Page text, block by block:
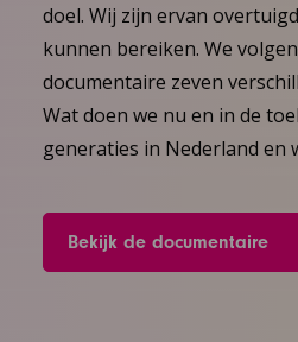
doel. Wij zijn ervan
kunnen bereiken. We
documentaire zeven
Wat doen we nu en in de
generaties in Nederland en
Bekijk de documentaire